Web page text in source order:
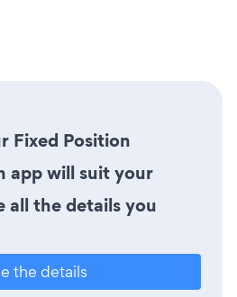
Fixed Position
app will suit your
all the details you
the details